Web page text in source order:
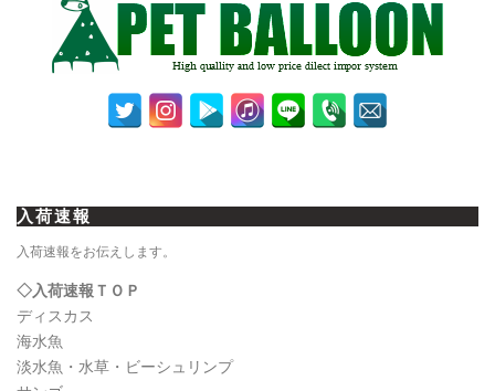
入荷速報
入荷速報をお伝えします。
◇入荷速報ＴＯＰ
ディスカス
海水魚
淡水魚・水草・ビーシュリンプ